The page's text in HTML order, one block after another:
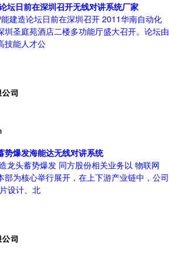
坛日前在深圳召开无线对讲系统厂家
能建造论坛日前在深圳召开 2011华南自动化
圣庭苑酒店二楼多功能厅盛大召开。论坛由
技能人才公
势爆发海能达无线对讲系统
龙头蓄势爆发 同方股份相关业务以 物联网
部为核心举行展开，在上下游产业链中，公司
设计、北